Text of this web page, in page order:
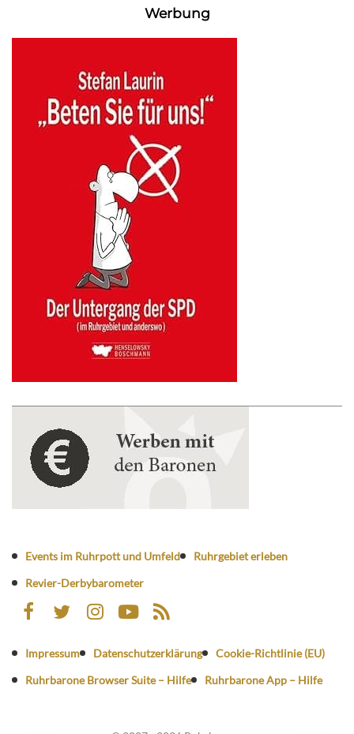
Werbung
Events im Ruhrpott und Umfeld
Ruhrgebiet erleben
Revier-Derbybarometer
Impressum Datenschutzerklärung
Cookie-Richtlinie (EU)
Ruhrbarone Browser Suite – Hilfe
Ruhrbarone App – Hilfe